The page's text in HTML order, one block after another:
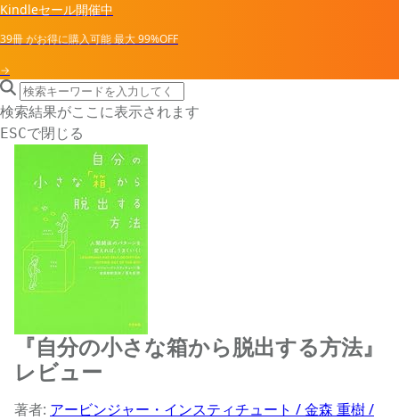
Kindleセール開催中
39冊がお得に購入可能最大99%OFF
→
search icon
サイト内検索
検索結果がここに表示されます
ESCで閉じる
『自分の小さな箱から脱出する方法』
レビュー
著者: アービンジャー・インスティチュート / 金森 重樹 /